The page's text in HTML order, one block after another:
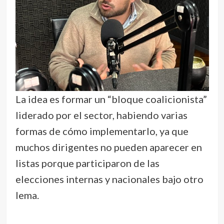
La idea es formar un “bloque coalicionista”
liderado por el sector, habiendo varias
formas de cómo implementarlo, ya que
muchos dirigentes no pueden aparecer en
listas porque participaron de las
elecciones internas y nacionales bajo otro
lema.